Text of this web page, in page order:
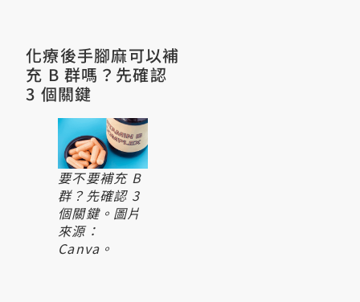
化療後手腳麻可以補
充 B 群嗎？先確認
3 個關鍵
要不要補充 B
群？先確認 3
個關鍵。圖片
來源：
Canva。